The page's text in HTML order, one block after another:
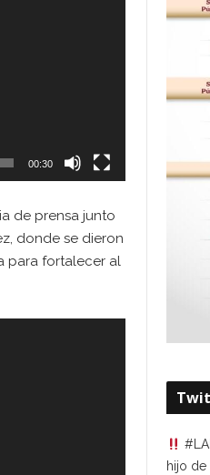
00:30
de prensa junto
donde se dieron
para fortalecer al
hijo de